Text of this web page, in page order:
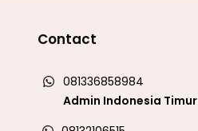
Contact
081336858984
Admin Indonesia Timur